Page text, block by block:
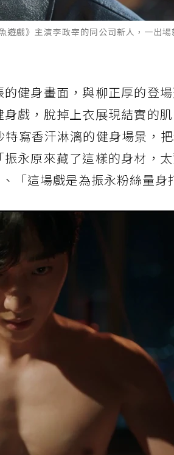
戲》主演李政宰的同公司新人，一出
健身畫面，與柳正厚的登
身戲，脫掉上衣展現結實的
寫香汗淋漓的健身場景，
永原來藏了這樣的身材，
、「這場戲是為振永粉絲量身